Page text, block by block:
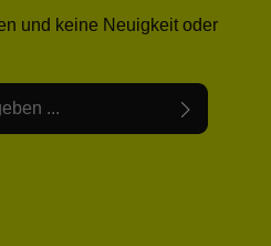
und keine Neuigkeit oder